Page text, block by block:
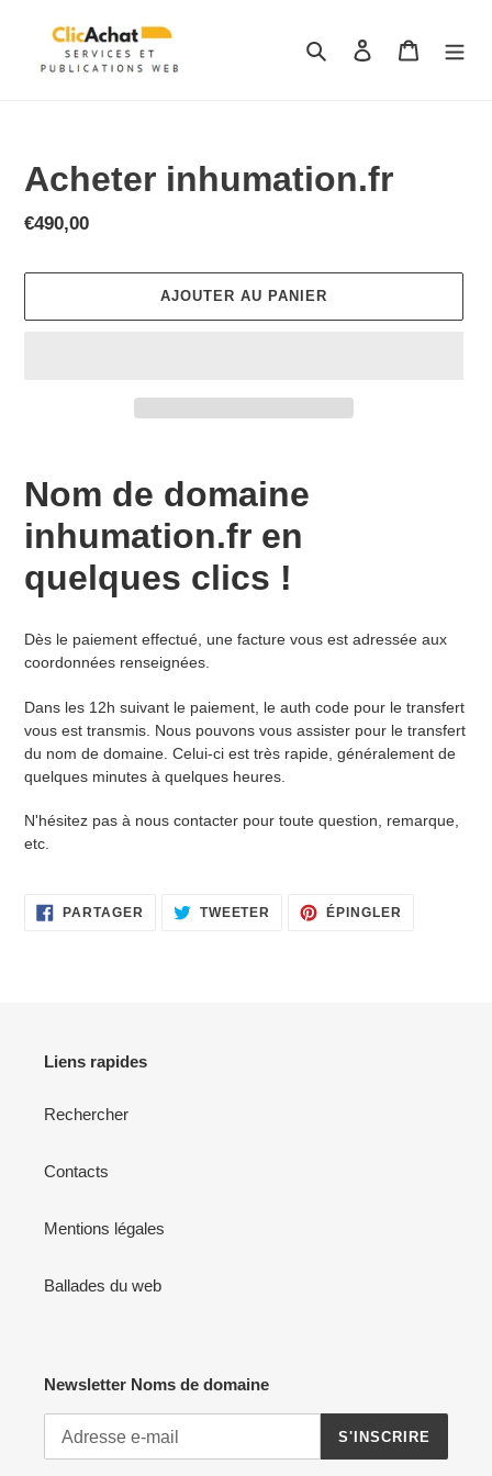
RechercherSe connecter
Panier
Acheter inhumation.fr
Prix
€490,00
AJOUTER AU PANIER
produit
à
votre
Nom de domaine
inhumation.fr en
quelques clics !
Dès le paiement effectué, une facture vous est adressée aux
coordonnées renseignées.
Dans les 12h suivant le paiement, le auth code pour le transfert
vous est transmis. Nous pouvons vous assister pour le transfert
du nom de domaine. Celui-ci est très rapide, généralement de
quelques minutes à quelques heures.
N'hésitez pas à nous contacter pour toute question, remarque,
etc.
PARTAGER PARTAGER
SUR
TWEETER TWEETER
SUR
ÉPINGLER
Liens rapides
Rechercher
Contacts
Mentions légales
Ballades du web
Newsletter Noms de domaine
S'INSCRIRE